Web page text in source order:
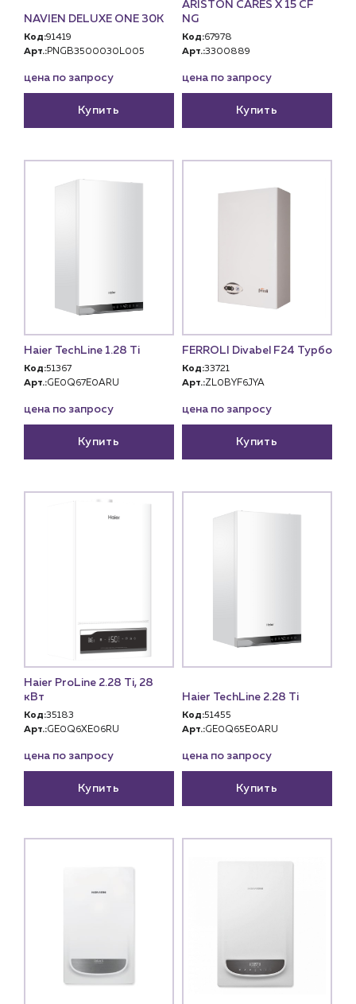
Специализированным магазинам
NAVIEN DELUXE ONE 30K
Код:91419
Арт.:PNGB3500030L005
цена по запросу
Купить
ARISTON CARES X 15 CF
NG
Код:67978
Арт.:3300889
цена по запросу
Купить
Haier TechLine 1.28 Ti
Код:51367
Арт.:GE0Q67E0ARU
цена по запросу
Купить
FERROLI Divabel F24 Турбо
Код:33721
Арт.:ZL0BYF6JYA
цена по запросу
Купить
Haier ProLine 2.28 Ti, 28
кВт
Код:35183
Арт.:GE0Q6XE06RU
цена по запросу
Купить
Haier TechLine 2.28 Ti
Код:51455
Арт.:GE0Q65E0ARU
цена по запросу
Купить